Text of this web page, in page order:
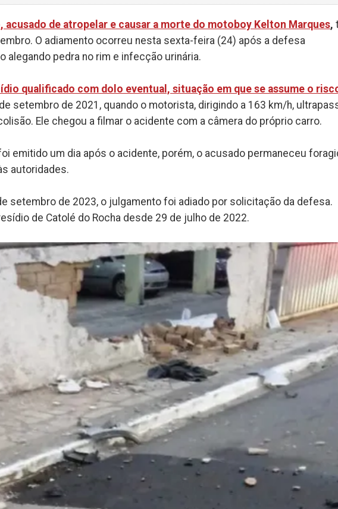
acusado de atropelar e causar a morte do motoboy Kelton Marques,
O adiamento ocorreu nesta sexta-feira (24) após a defesa
alegando pedra no rim e infecção urinária.
qualificado com dolo eventual, situação em que se assume o
setembro de 2021, quando o motorista, dirigindo a 163 km/h,
Ele chegou a filmar o acidente com a câmera do próprio carro.
emitido um dia após o acidente, porém, o acusado permaneceu
autoridades.
setembro de 2023, o julgamento foi adiado por solicitação da defesa.
de Catolé do Rocha desde 29 de julho de 2022.